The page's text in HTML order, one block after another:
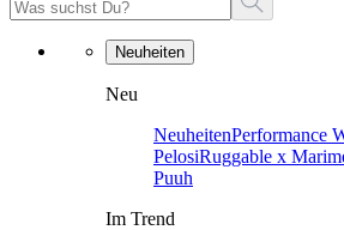
Neuheiten
Neu
NeuheitenPerformance
PelosiRuggable x
Puuh
Im Trend